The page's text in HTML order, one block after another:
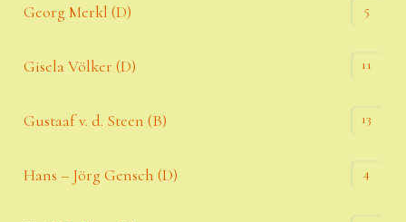
Georg Merkl (D) 5
Gisela Völker (D) 11
Gustaaf v. d. Steen (B) 13
Hans – Jörg Gensch (D) 4